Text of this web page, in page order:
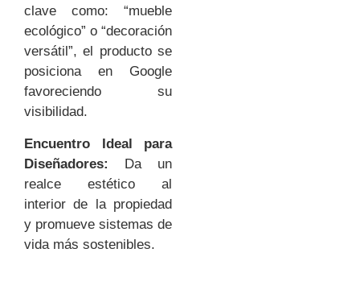
clave como: “mueble
ecológico” o “decoración
versátil”, el producto se
posiciona en Google
favoreciendo su
visibilidad.
Encuentro Ideal para
Diseñadores:
Da un
realce estético al
interior de la propiedad
y promueve sistemas de
vida más sostenibles.